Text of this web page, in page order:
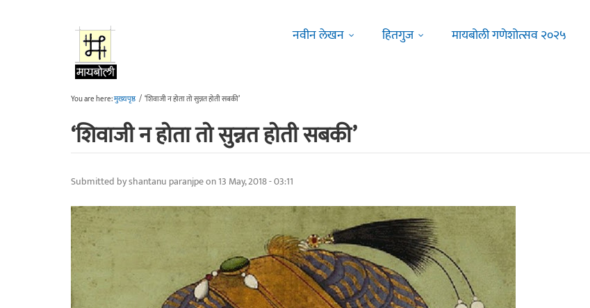
नवीन लेखन
हितगुज मायबोली गणेशोत्सव २०२५
You are here:मुख्यपृष्ठ / ‘शिवाजी न होता तो सुन्नत होती सबकी’
‘शिवाजी न होता तो सुन्नत होती सबकी’
Submitted byshantanu paranjpeon 13 May, 2018 - 03:11